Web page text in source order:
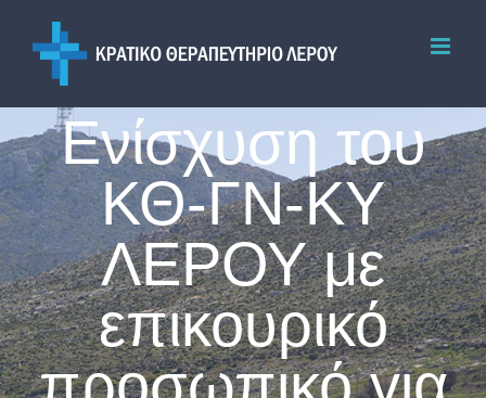
content
Ενίσχυση του
ΚΘ-ΓΝ-ΚΥ
ΛΕΡΟΥ με
επικουρικό